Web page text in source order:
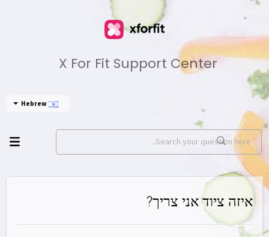
X For Fit Support Center
Hebrew
איזה ציוד אני צריך?